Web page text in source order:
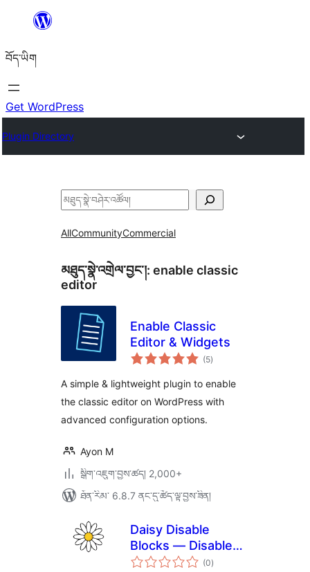
content
བོད་ཡིག
Get WordPress
Plugin Directory
བཤེར་
AllCommunityCommercial
མཐུད་སྣེ་འགྲེལ་བྱང་།: enable classic
editor
Enable Classic
Editor & Widgets
(5གདེང་
འཇོག་
ཚང་།
)
A simple & lightweight plugin to enable
the classic editor on WordPress with
advanced configuration options.
Ayon M
སྒྲིག་འཇུག་བྱས་ཚད། 2,000+
ཐོན་རིམ་ 6.8.7 ནང་དུ་ཚོད་ལྟ་བྱས་ཟིན།
Daisy Disable
Blocks — Disable
Gutenberg, Enable
(0གདེང་
འཇོག་
)